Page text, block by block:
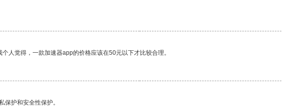
人觉得，一款加速器app的价格应该在50元以下才比较合理。
保护和安全性保护。